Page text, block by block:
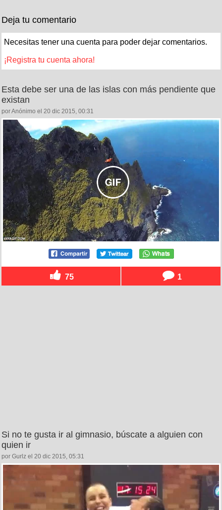
Deja tu comentario
Necesitas tener una cuenta para poder dejar comentarios.
¡Registra tu cuenta ahora!
Esta debe ser una de las islas con más pendiente que
existan
por Anónimo el 20 dic 2015, 00:31
75 1
Si no te gusta ir al gimnasio, búscate a alguien con
quien ir
por Gurlz el 20 dic 2015, 05:31